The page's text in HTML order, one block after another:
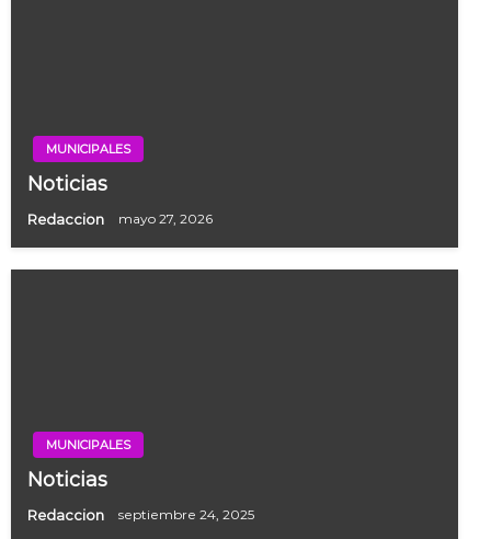
MUNICIPALES
Noticias
Redaccion mayo 27, 2026
MUNICIPALES
Noticias
Redaccion septiembre 24, 2025